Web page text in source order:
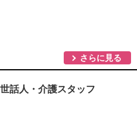
さらに見る
話人・介護スタッフ